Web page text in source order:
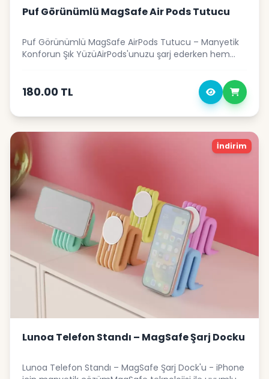
Puf Görünümlü MagSafe Air Pods Tutucu
Puf Görünümlü MagSafe AirPods Tutucu – Manyetik
Konforun Şık YüzüAirPods'unuzu şarj ederken hem
katmak ister misiniz? Puf Görünümlü MagSafe
AirPods Tutucu, şişkin puf görünümünden ilham
alınarak tasarlanmış ve MagSafe uyumlu şarj
deneyiminizi yepyeni bir seviyeye taşımak için
Manyetik yuvası sayesinde AirPods MagSafe şarj
kutusunu mükemmel şekilde sabitlerGerçek Puf Hissi:
Yumuşak ve şişkin görünümle masa estetiğine
katkıUyumluluk: MagSafe destekli AirPods
modelleriKullanım Alanı: Ofis, çalışma masası,
komodin
180.00 TL
İndirim
Lunoa Telefon Standı – MagSafe Şarj Docku
Lunoa Telefon Standı – MagSafe Şarj Dock'u - iPhone